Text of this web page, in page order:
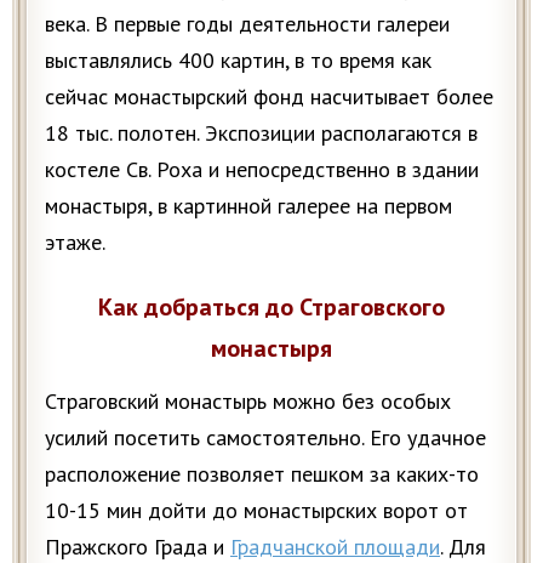
века. В первые годы деятельности галереи
выставлялись 400 картин, в то время как
сейчас монастырский фонд насчитывает более
18 тыс. полотен. Экспозиции располагаются в
костеле Св. Роха и непосредственно в здании
монастыря, в картинной галерее на первом
этаже.
Как добраться до Страговского
монастыря
Страговский монастырь можно без особых
усилий посетить самостоятельно. Его удачное
расположение позволяет пешком за каких-то
10-15 мин дойти до монастырских ворот от
Пражского Града и Градчанской площади. Для